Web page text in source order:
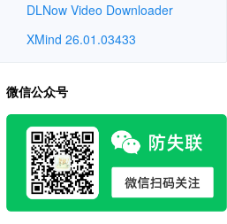
DLNow Video Downloader
XMind 26.01.03433
微信公众号